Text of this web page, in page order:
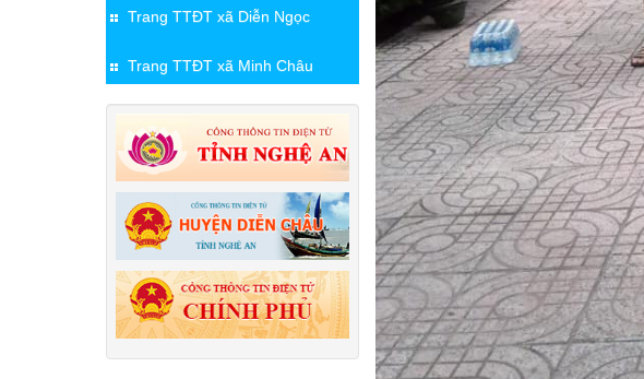
Trang TTĐT xã Diễn Ngọc
Trang TTĐT xã Minh Châu